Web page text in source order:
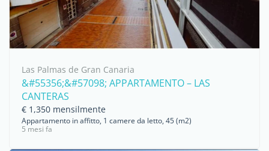
Las Palmas de Gran Canaria
&#55356;&#57098; APPARTAMENTO – LAS
CANTERAS
€ 1,350 mensilmente
Appartamento in affitto, 1 camere da letto, 45 (m2)
5 mesi fa